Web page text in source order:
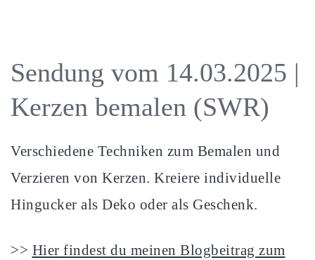
Sendung vom 14.03.2025 |
Kerzen bemalen (SWR)
Verschiedene Techniken zum Bemalen und
Verzieren von Kerzen. Kreiere individuelle
Hingucker als Deko oder als Geschenk.
>> Hier findest du meinen Blogbeitrag zum